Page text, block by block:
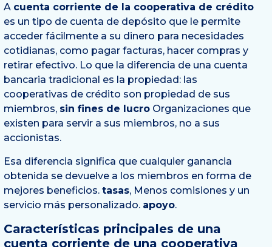
A cuenta corriente de la cooperativa de crédito
es un tipo de cuenta de depósito que le permite
acceder fácilmente a su dinero para necesidades
cotidianas, como pagar facturas, hacer compras y
retirar efectivo. Lo que la diferencia de una cuenta
bancaria tradicional es la propiedad: las
cooperativas de crédito son propiedad de sus
miembros, sin fines de lucro Organizaciones que
existen para servir a sus miembros, no a sus
accionistas.
Esa diferencia significa que cualquier ganancia
obtenida se devuelve a los miembros en forma de
mejores beneficios. tasas, Menos comisiones y un
servicio más personalizado. apoyo.
Características principales de una
cuenta corriente de una cooperativa